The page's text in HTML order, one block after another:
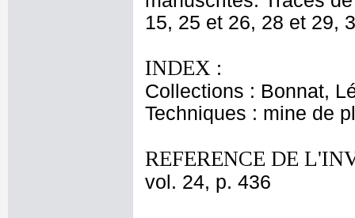
15, 25 et 26, 28 et 29,
INDEX :
Collections : Bonnat,
Techniques : mine de
REFERENCE DE
vol. 24, p. 436